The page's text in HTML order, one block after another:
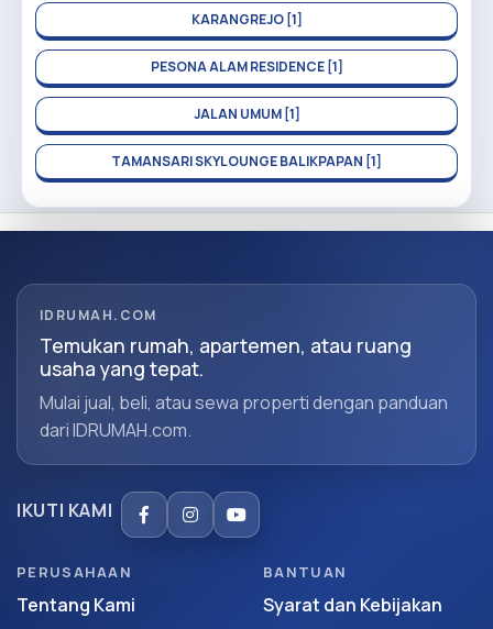
KARANGREJO [1]
PESONA ALAM RESIDENCE [1]
JALAN UMUM [1]
TAMANSARI SKYLOUNGE BALIKPAPAN [1]
IDRUMAH.COM
Temukan rumah, apartemen, atau ruang
usaha yang tepat.
Mulai jual, beli, atau sewa properti dengan panduan
dari IDRUMAH.com.
IKUTI KAMI
PERUSAHAAN
Tentang Kami
BANTUAN
Syarat dan Kebijakan